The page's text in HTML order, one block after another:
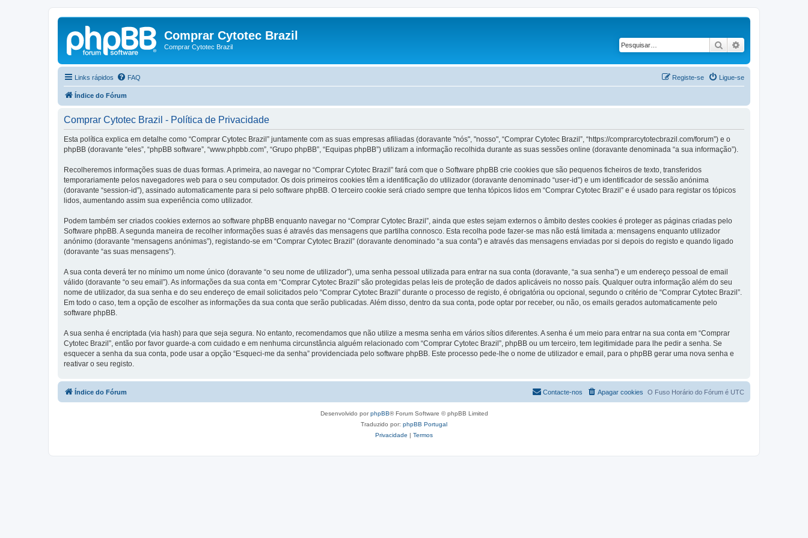
Comprar Cytotec Brazil
Comprar Cytotec Brazil Pesquisar
Links rápidos FAQ Ligue-se
Registe-se
Índice do Fórum
Comprar Cytotec Brazil - Política de Privacidade
Esta política explica em detalhe como “Comprar Cytotec Brazil” juntamente com as suas empresas afiliadas (doravante "nós", "nosso", “Comprar Cytotec Brazil”, “https://comprarcytotecbrazil.com/forum”) e o
phpBB (doravante “eles”, “phpBB software”, “www.phpbb.com”, “Grupo phpBB”, “Equipas phpBB”) utilizam a informação recolhida durante as suas sessões online (doravante denominada “a sua informação”).
Recolheremos informações suas de duas formas. A primeira, ao navegar no “Comprar Cytotec Brazil” fará com que o Software phpBB crie cookies que são pequenos ficheiros de texto, transferidos
temporariamente pelos navegadores web para o seu computador. Os dois primeiros cookies têm a identificação do utilizador (doravante denominado “user-id”) e um identificador de sessão anónima
(doravante “session-id”), assinado automaticamente para si pelo software phpBB. O terceiro cookie será criado sempre que tenha tópicos lidos em “Comprar Cytotec Brazil” e é usado para registar os tópicos
lidos, aumentando assim sua experiência como utilizador.
Podem também ser criados cookies externos ao software phpBB enquanto navegar no “Comprar Cytotec Brazil”, ainda que estes sejam externos o âmbito destes cookies é proteger as páginas criadas pelo
Software phpBB. A segunda maneira de recolher informações suas é através das mensagens que partilha connosco. Esta recolha pode fazer-se mas não está limitada a: mensagens enquanto utilizador
anónimo (doravante “mensagens anónimas”), registando-se em “Comprar Cytotec Brazil” (doravante denominado “a sua conta”) e através das mensagens enviadas por si depois do registo e quando ligado
(doravante “as suas mensagens”).
A sua conta deverá ter no mínimo um nome único (doravante “o seu nome de utilizador”), uma senha pessoal utilizada para entrar na sua conta (doravante, “a sua senha”) e um endereço pessoal de email
válido (doravante “o seu email”). As informações da sua conta em “Comprar Cytotec Brazil” são protegidas pelas leis de proteção de dados aplicáveis no nosso país. Qualquer outra informação além do seu
nome de utilizador, da sua senha e do seu endereço de email solicitados pelo “Comprar Cytotec Brazil” durante o processo de registo, é obrigatória ou opcional, segundo o critério de “Comprar Cytotec Brazil”.
Em todo o caso, tem a opção de escolher as informações da sua conta que serão publicadas. Além disso, dentro da sua conta, pode optar por receber, ou não, os emails gerados automaticamente pelo
software phpBB.
A sua senha é encriptada (via hash) para que seja segura. No entanto, recomendamos que não utilize a mesma senha em vários sítios diferentes. A senha é um meio para entrar na sua conta em “Comprar
Cytotec Brazil”, então por favor guarde-a com cuidado e em nenhuma circunstância alguém relacionado com “Comprar Cytotec Brazil”, phpBB ou um terceiro, tem legitimidade para lhe pedir a senha. Se
esquecer a senha da sua conta, pode usar a opção “Esqueci-me da senha” providenciada pelo software phpBB. Este processo pede-lhe o nome de utilizador e email, para o phpBB gerar uma nova senha e
reativar o seu registo.
Índice do Fórum O Fuso Horário do Fórum é UTC
Apagar cookies
Contacte-nos
Desenvolvido porphpBB® Forum Software © phpBB Limited
Traduzido por: phpBB Portugal
Privacidade | Termos